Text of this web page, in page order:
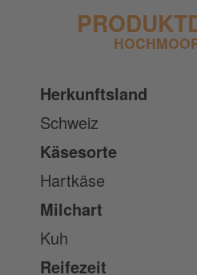
Herkunftsland
Schweiz
Käsesorte
Hartkäse
Milchart
Kuh
Reifezeit